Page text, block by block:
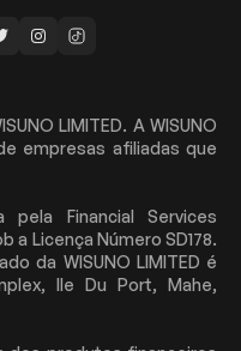
LIMITED. A WISUNO
empresas afiliadas que
pela Financial Services
a Licença Número SD178.
da WISUNO LIMITED é
Ile Du Port, Mahe,